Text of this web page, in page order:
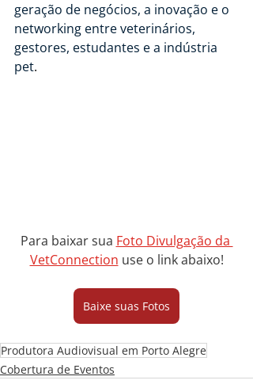
geração de negócios, a inovação e o
networking entre veterinários,
gestores, estudantes e a indústria
pet.
Para baixar sua Foto Divulgação da
VetConnection use o link abaixo!
Baixe suas Fotos
Produtora Audiovisual em Porto Alegre
Cobertura de Eventos